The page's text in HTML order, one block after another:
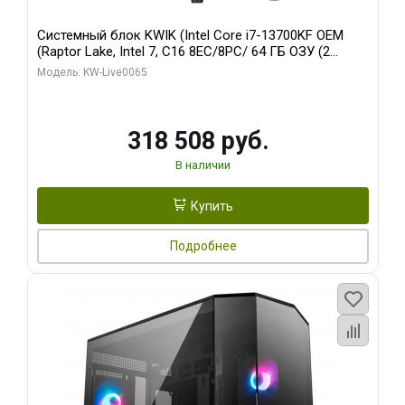
Системный блок KWIK (Intel Core i7-13700KF OEM
(Raptor Lake, Intel 7, C16 8EC/8PC/ 64 ГБ ОЗУ (2
модуля)/ ASUS RTX5080 PROART OC 16GB GDDR7
Модель: KW-Live0065
318 508 руб.
В наличии
Купить
Подробнее